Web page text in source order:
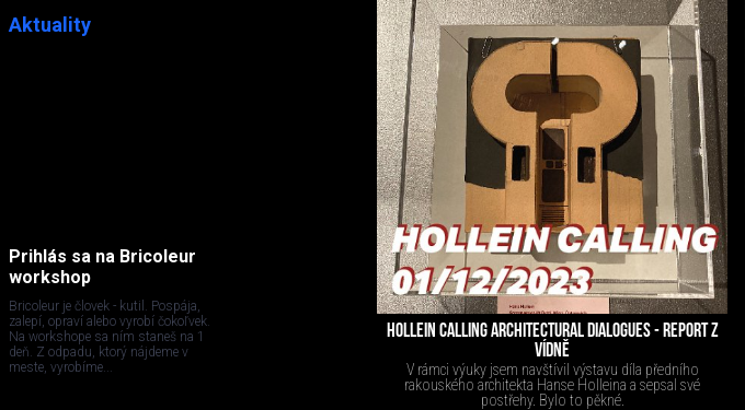
Aktuality
Prihlás sa na Bricoleur
workshop
Bricoleur je človek - kutil. Pospája,
zalepí, opraví alebo vyrobí čokoľvek.
Na workshope sa ním staneš na 1
deň. Z odpadu, ktorý nájdeme v
meste, vyrobíme...
HOLLEIN CALLING ARCHITECTURAL DIALOGUES - REPORT Z
VÍDNĚ
V rámci výuky jsem navštívil výstavu díla předního
rakouského architekta Hanse Holleina a sepsal své
postřehy. Bylo to pěkné.